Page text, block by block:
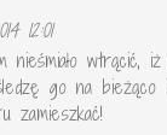
12:01
nieśmiało wtrącić, iż
go na bieżąco
zamieszkać!